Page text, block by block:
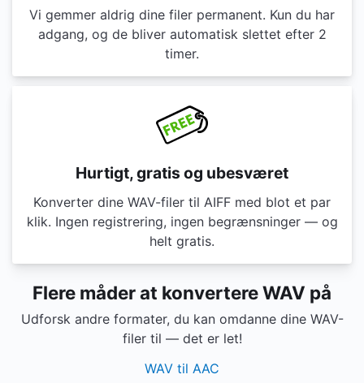
Vi gemmer aldrig dine filer permanent. Kun du har
adgang, og de bliver automatisk slettet efter 2
timer.
Hurtigt, gratis og ubesværet
Konverter dine WAV-filer til AIFF med blot et par
klik. Ingen registrering, ingen begrænsninger — og
helt gratis.
Flere måder at konvertere WAV på
Udforsk andre formater, du kan omdanne dine WAV-
filer til — det er let!
WAV til AAC